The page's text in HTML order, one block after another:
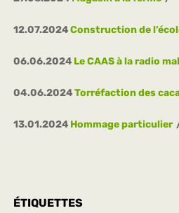
12.07.2024Construction de
06.06.2024 Le CAAS à la radio
04.06.2024Torréfaction des
13.01.2024 Hommage particulier
ÉTIQUETTES